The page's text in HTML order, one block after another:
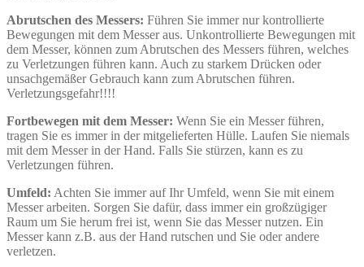
Abrutschen des Messers: Führen Sie immer nur kontrollierte
Bewegungen mit dem Messer aus. Unkontrollierte Bewegungen mit
dem Messer, können zum Abrutschen des Messers führen, welches
zu Verletzungen führen kann. Auch zu starkem Drücken oder
unsachgemäßer Gebrauch kann zum Abrutschen führen.
Verletzungsgefahr!!!!
Fortbewegen mit dem Messer: Wenn Sie ein Messer führen,
tragen Sie es immer in der mitgelieferten Hülle. Laufen Sie niemals
mit dem Messer in der Hand. Falls Sie stürzen, kann es zu
Verletzungen führen.
Umfeld: Achten Sie immer auf Ihr Umfeld, wenn Sie mit einem
Messer arbeiten. Sorgen Sie dafür, dass immer ein großzügiger
Raum um Sie herum frei ist, wenn Sie das Messer nutzen. Ein
Messer kann z.B. aus der Hand rutschen und Sie oder andere
verletzen.